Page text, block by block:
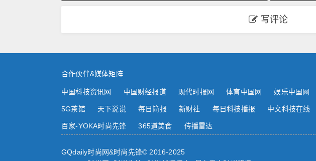
写评论
合作伙伴&媒体矩阵
中国科技资讯网 中国财经报道 现代时报网 体育中国网 娱乐中国网
5G茶馆 天下说说 每日简报 新财社 每日科技播报 中文科技在线
百家-YOKA时尚先锋 365道美食 传播雷达
GQdaily时尚网&时尚先锋© 2016-2025